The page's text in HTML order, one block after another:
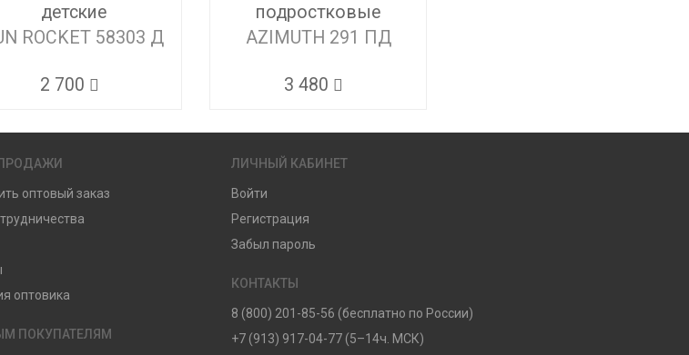
детские
ROCKET 58303 Д
2 700
подростковые
AZIMUTH 291 ПД
3 480
оптовый заказ
оптовика
ПОКУПАТЕЛЯМ
ЛИЧНЫЙ КАБИНЕТ
Войти
Регистрация
Забыл пароль
КОНТАКТЫ
8 (800) 201-85-56 (бесплатно по России)
+7 (913) 917-04-77 (5–14ч. МСК)